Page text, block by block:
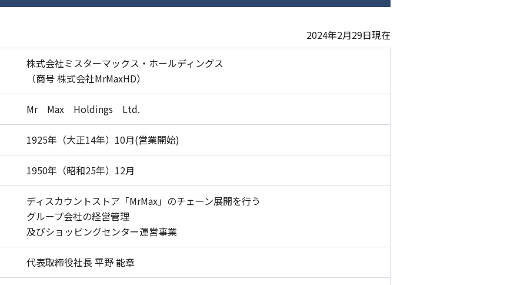
2024年2月29日現在
株式会社ミスターマックス・ホールディングス
（商号 株式会社MrMaxHD）
Mr Max Holdings Ltd.
1925年（大正14年）10月(営業開始)
1950年（昭和25年）12月
ディスカウントストア「MrMax」のチェーン展開を行う
グループ会社の経営管理
及びショッピングセンター運営事業
代表取締役社長 平野 能章